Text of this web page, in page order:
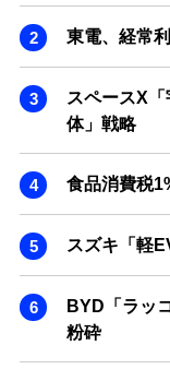
東電、経常
スペースX
体」戦略
食品消費税
スズキ「軽
BYD「ラッ
粉砕
LIFE ENDING
AI JOURNAL
REAL ESTATE
SMART
BPaaS JOURNAL
ADOPTABLE DOG